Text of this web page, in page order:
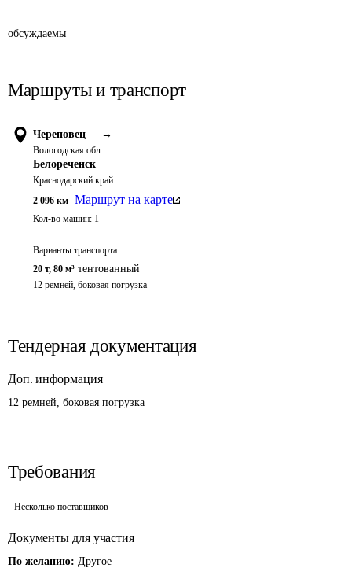
обсуждаемы
Маршруты и транспорт
Череповец →
Вологодская обл.
Белореченск
Краснодарский край
2 096 км Маршрут на карте
Кол-во машин: 1
Варианты транспорта
20 т, 80 м³ тентованный
12 ремней, боковая погрузка
Тендерная документация
Доп. информация
12 ремней, боковая погрузка
Требования
Несколько поставщиков
Документы для участия
По желанию: Другое